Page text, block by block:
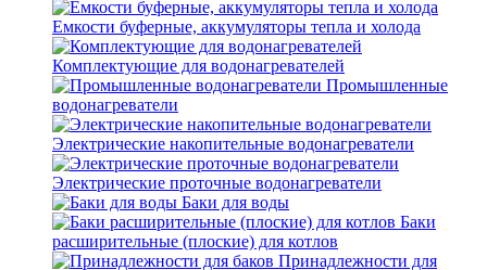
Емкости буферные, аккумуляторы тепла и холода
Комплектующие для водонагревателей
Промышленные
водонагреватели
Электрические накопительные водонагреватели
Электрические проточные водонагреватели
Баки для воды
Баки
расширительные (плоские) для котлов
Принадлежности для